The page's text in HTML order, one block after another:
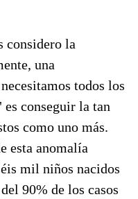
considero la
una
todos los
es conseguir la tan
como uno más.
esta anomalía
mil niños nacidos
90% de los casos